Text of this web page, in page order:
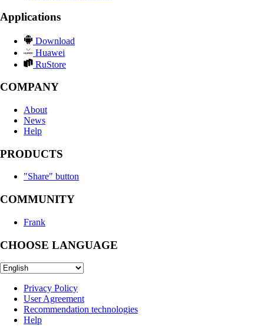
Applications
Download
Huawei
RuStore
COMPANY
About
News
Help
PRODUCTS
"Share" button
COMMUNITY
Frank
CHOOSE LANGUAGE
Privacy Policy
User Agreement
Recommendation technologies
Help